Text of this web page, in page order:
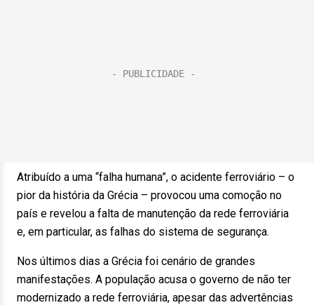
Atribuído a uma “falha humana”, o acidente ferroviário – o
pior da história da Grécia – provocou uma comoção no
país e revelou a falta de manutenção da rede ferroviária
e, em particular, as falhas do sistema de segurança.
Nos últimos dias a Grécia foi cenário de grandes
manifestações. A população acusa o governo de não ter
modernizado a rede ferroviária, apesar das advertências